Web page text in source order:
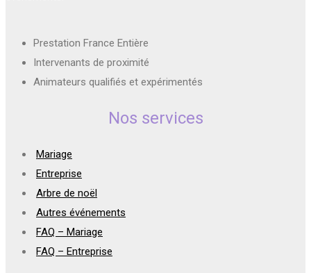
Prestation France Entière
Intervenants de proximité
Animateurs qualifiés et expérimentés
Nos services
Mariage
Entreprise
Arbre de noël
Autres événements
FAQ – Mariage
FAQ – Entreprise